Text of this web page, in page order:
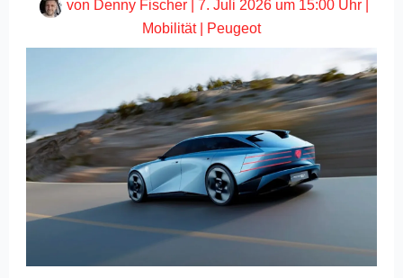
von Denny Fischer 7. Juli 2026 um 15:00 Uhr|
Mobilität| Peugeot